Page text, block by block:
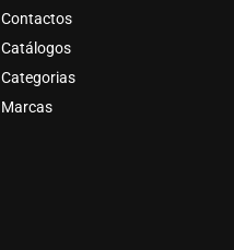
Contactos
Catálogos
Categorias
Marcas